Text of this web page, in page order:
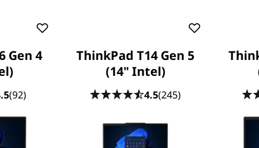
puissant ThinkPad T14s
en tout lieu. Il est
(jusqu’au modèle
Radeon™. Avec ses
nouvelle génération,
de n’importe quelle
de 1,22 kg, il peut vous
Gen 4
(92)
ThinkPad T14 Gen 5
(14" Intel)
4.5(245)